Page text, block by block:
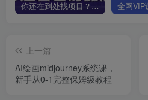
你还在到处找项目？还在当韭菜？我靠卖项目一个月收入5万+，曾经我也是个失败者。
上一篇
AI绘画midjourney系统课，
新手从0-1完整保姆级教程